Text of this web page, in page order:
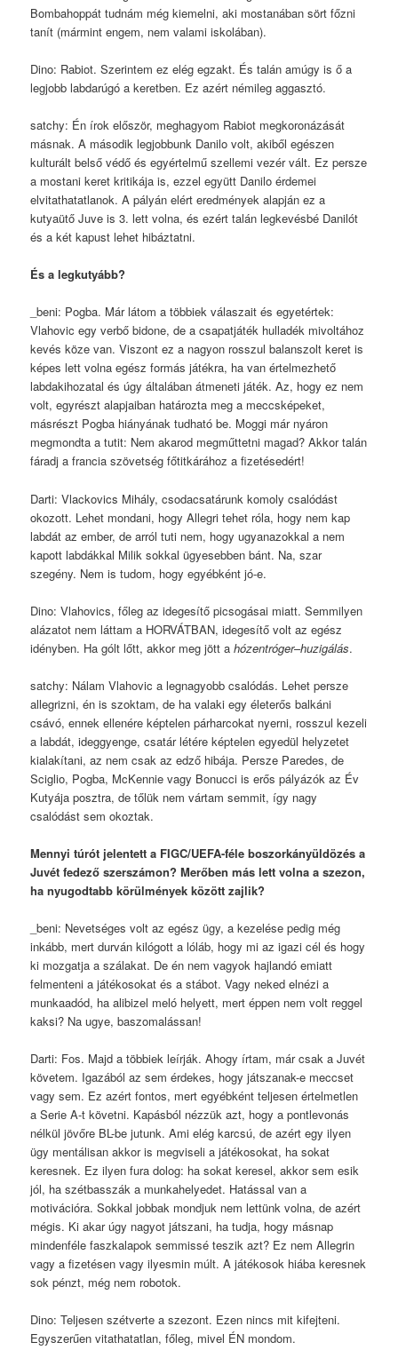
Bombahoppát tudnám még kiemelni, aki mostanában sört főzni
tanít (mármint engem, nem valami iskolában).
Dino: Rabiot. Szerintem ez elég egzakt. És talán amúgy is ő a
legjobb labdarúgó a keretben. Ez azért némileg aggasztó.
satchy: Én írok először, meghagyom Rabiot megkoronázását
másnak. A második legjobbunk Danilo volt, akiből egészen
kulturált belső védő és egyértelmű szellemi vezér vált. Ez persze
a mostani keret kritikája is, ezzel együtt Danilo érdemei
elvitathatatlanok. A pályán elért eredmények alapján ez a
kutyaütő Juve is 3. lett volna, és ezért talán legkevésbé Danilót
és a két kapust lehet hibáztatni.
És a legkutyább?
_beni: Pogba. Már látom a többiek válaszait és egyetértek:
Vlahovic egy verbő bidone, de a csapatjáték hulladék mivoltához
kevés köze van. Viszont ez a nagyon rosszul balanszolt keret is
képes lett volna egész formás játékra, ha van értelmezhető
labdakihozatal és úgy általában átmeneti játék. Az, hogy ez nem
volt, egyrészt alapjaiban határozta meg a meccsképeket,
másrészt Pogba hiányának tudható be. Moggi már nyáron
megmondta a tutit: Nem akarod megműttetni magad? Akkor talán
fáradj a francia szövetség főtitkárához a fizetésedért!
Darti: Vlackovics Mihály, csodacsatárunk komoly csalódást
okozott. Lehet mondani, hogy Allegri tehet róla, hogy nem kap
labdát az ember, de arról tuti nem, hogy ugyanazokkal a nem
kapott labdákkal Milik sokkal ügyesebben bánt. Na, szar
szegény. Nem is tudom, hogy egyébként jó-e.
Dino: Vlahovics, főleg az idegesítő picsogásai miatt. Semmilyen
alázatot nem láttam a HORVÁTBAN, idegesítő volt az egész
idényben. Ha gólt lőtt, akkor meg jött ahózentróger–huzigálás.
satchy: Nálam Vlahovic a legnagyobb csalódás. Lehet persze
allegrizni, én is szoktam, de ha valaki egy életerős balkáni
csávó, ennek ellenére képtelen párharcokat nyerni, rosszul kezeli
a labdát, ideggyenge, csatár létére képtelen egyedül helyzetet
kialakítani, az nem csak az edző hibája. Persze Paredes, de
Sciglio, Pogba, McKennie vagy Bonucci is erős pályázók az Év
Kutyája posztra, de tőlük nem vártam semmit, így nagy
csalódást sem okoztak.
Mennyi túrót jelentett a FIGC/UEFA-féle boszorkányüldözés a
Juvét fedező szerszámon? Merőben más lett volna a szezon,
ha nyugodtabb körülmények között zajlik?
_beni: Nevetséges volt az egész ügy, a kezelése pedig még
inkább, mert durván kilógott a lóláb, hogy mi az igazi cél és hogy
ki mozgatja a szálakat. De én nem vagyok hajlandó emiatt
felmenteni a játékosokat és a stábot. Vagy neked elnézi a
munkaadód, ha alibizel meló helyett, mert éppen nem volt reggel
kaksi? Na ugye, baszomalássan!
Darti: Fos. Majd a többiek leírják. Ahogy írtam, már csak a Juvét
követem. Igazából az sem érdekes, hogy játszanak-e meccset
vagy sem. Ez azért fontos, mert egyébként teljesen értelmetlen
a Serie A-t követni. Kapásból nézzük azt, hogy a pontlevonás
nélkül jövőre BL-be jutunk. Ami elég karcsú, de azért egy ilyen
ügy mentálisan akkor is megviseli a játékosokat, ha sokat
keresnek. Ez ilyen fura dolog: ha sokat keresel, akkor sem esik
jól, ha szétbasszák a munkahelyedet. Hatással van a
motivációra. Sokkal jobbak mondjuk nem lettünk volna, de azért
mégis. Ki akar úgy nagyot játszani, ha tudja, hogy másnap
mindenféle faszkalapok semmissé teszik azt? Ez nem Allegrin
vagy a fizetésen vagy ilyesmin múlt. A játékosok hiába keresnek
sok pénzt, még nem robotok.
Dino: Teljesen szétverte a szezont. Ezen nincs mit kifejteni.
Egyszerűen vitathatatlan, főleg, mivel ÉN mondom.